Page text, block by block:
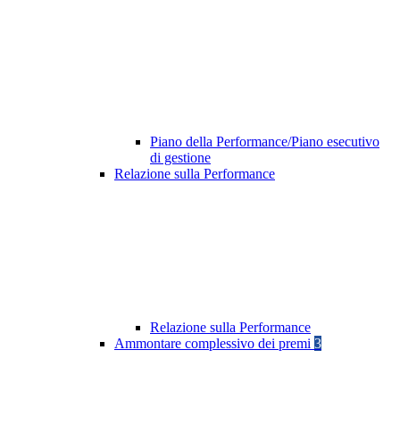
Piano della Performance/Piano esecutivo
di gestione
Relazione sulla Performance
Relazione sulla Performance
Ammontare complessivo dei premi 3